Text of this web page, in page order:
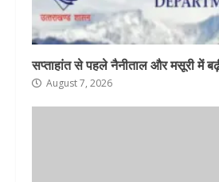
सप्ताहांत से पहले नैनीताल और मसूरी में
August 7, 2026